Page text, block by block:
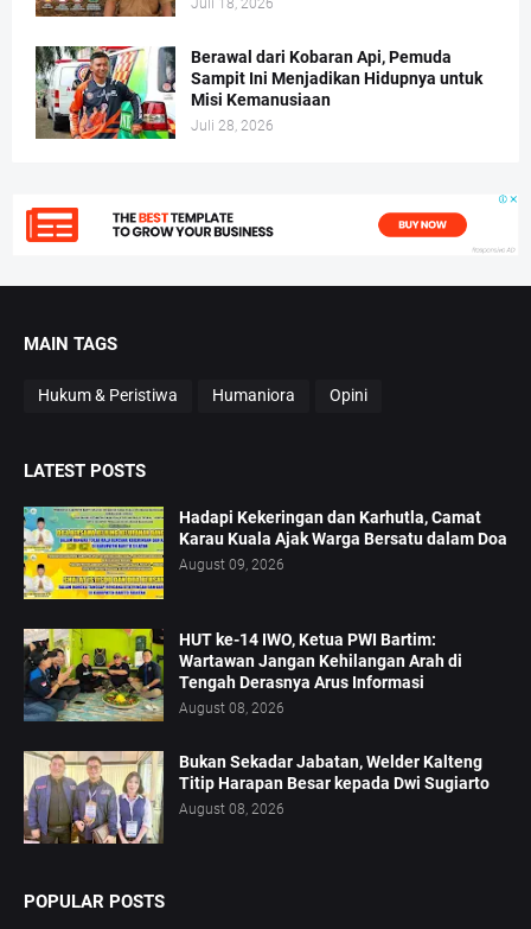
Juli 18, 2026
Berawal dari Kobaran Api, Pemuda
Sampit Ini Menjadikan Hidupnya untuk
Misi Kemanusiaan
Juli 28, 2026
MAIN TAGS
Hukum & Peristiwa Humaniora Opini
LATEST POSTS
Hadapi Kekeringan dan Karhutla, Camat
Karau Kuala Ajak Warga Bersatu dalam Doa
August 09, 2026
HUT ke-14 IWO, Ketua PWI Bartim:
Wartawan Jangan Kehilangan Arah di
Tengah Derasnya Arus Informasi
August 08, 2026
Bukan Sekadar Jabatan, Welder Kalteng
Titip Harapan Besar kepada Dwi Sugiarto
August 08, 2026
POPULAR POSTS